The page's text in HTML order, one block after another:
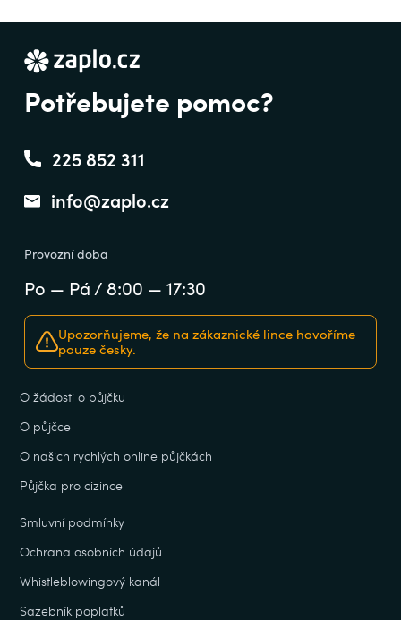
Potřebujete pomoc?
225 852 311
info@zaplo.cz
Provozní doba
Po — Pá / 8:00 — 17:30
Upozorňujeme, že na zákaznické lince hovoříme
pouze česky.
O žádosti o půjčku
O půjčce
O našich rychlých online půjčkách
Půjčka pro cizince
Smluvní podmínky
Ochrana osobních údajů
Whistleblowingový kanál
Sazebník poplatků